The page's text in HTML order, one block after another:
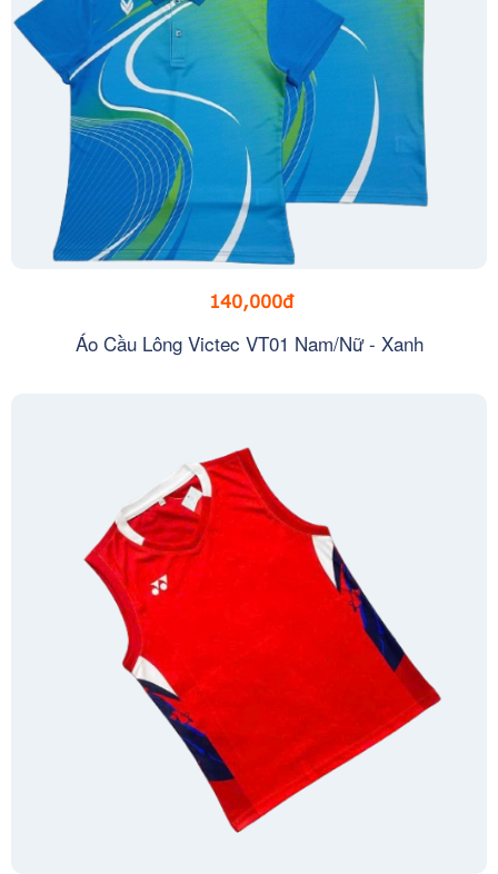
140,000đ
Áo Cầu Lông Victec VT01 Nam/Nữ - Xanh